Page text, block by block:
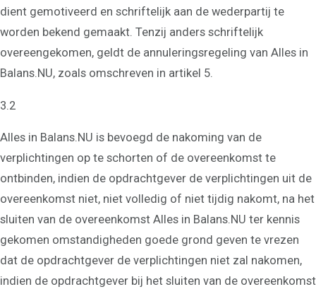
dient gemotiveerd en schriftelijk aan de wederpartij te
worden bekend gemaakt. Tenzij anders schriftelijk
overeengekomen, geldt de annuleringsregeling van Alles in
Balans.NU, zoals omschreven in artikel 5.
3.2
Alles in Balans.NU is bevoegd de nakoming van de
verplichtingen op te schorten of de overeenkomst te
ontbinden, indien de opdrachtgever de verplichtingen uit de
overeenkomst niet, niet volledig of niet tijdig nakomt, na het
sluiten van de overeenkomst Alles in Balans.NU ter kennis
gekomen omstandigheden goede grond geven te vrezen
dat de opdrachtgever de verplichtingen niet zal nakomen,
indien de opdrachtgever bij het sluiten van de overeenkomst